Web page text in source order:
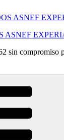
ASNEF
sin compromiso